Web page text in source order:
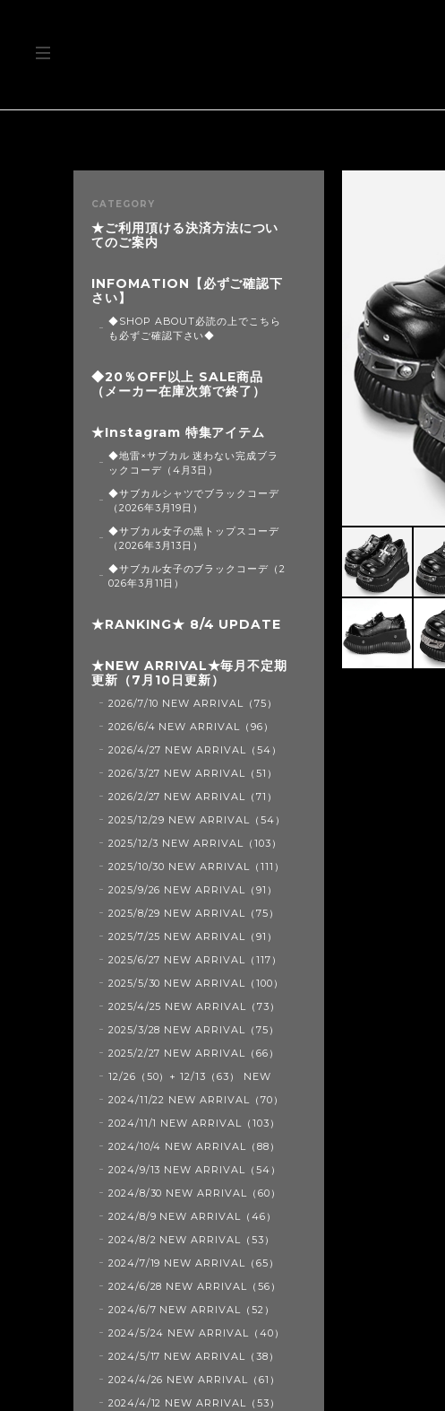
CATEGORY
★ご利用頂ける決済方法につい
てのご案内
INFOMATION【必ずご確認下
さい】
◆SHOP ABOUT必読の上でこちら
も必ずご確認下さい◆
◆20％OFF以上 SALE商品
（メーカー在庫次第で終了）
★Instagram 特集アイテム
◆地雷×サブカル 迷わない完成ブラ
ックコーデ（4月3日）
◆サブカルシャツでブラックコーデ
（2026年3月19日）
◆サブカル女子の黒トップスコーデ
（2026年3月13日）
◆サブカル女子のブラックコーデ（2
026年3月11日）
★RANKING★ 8/4 UPDATE
★NEW ARRIVAL★毎月不定期
更新（7月10日更新）
2026/7/10 NEW ARRIVAL（75）
2026/6/4 NEW ARRIVAL（96）
2026/4/27 NEW ARRIVAL（54）
2026/3/27 NEW ARRIVAL（51）
2026/2/27 NEW ARRIVAL（71）
2025/12/29 NEW ARRIVAL（54）
2025/12/3 NEW ARRIVAL（103）
2025/10/30 NEW ARRIVAL（111）
2025/9/26 NEW ARRIVAL（91）
2025/8/29 NEW ARRIVAL（75）
2025/7/25 NEW ARRIVAL（91）
2025/6/27 NEW ARRIVAL（117）
2025/5/30 NEW ARRIVAL（100）
2025/4/25 NEW ARRIVAL（73）
2025/3/28 NEW ARRIVAL（75）
2025/2/27 NEW ARRIVAL（66）
12/26（50）+ 12/13（63） NEW
2024/11/22 NEW ARRIVAL（70）
2024/11/1 NEW ARRIVAL（103）
2024/10/4 NEW ARRIVAL（88）
2024/9/13 NEW ARRIVAL（54）
2024/8/30 NEW ARRIVAL（60）
2024/8/9 NEW ARRIVAL（46）
2024/8/2 NEW ARRIVAL（53）
2024/7/19 NEW ARRIVAL（65）
2024/6/28 NEW ARRIVAL（56）
2024/6/7 NEW ARRIVAL（52）
2024/5/24 NEW ARRIVAL（40）
2024/5/17 NEW ARRIVAL（38）
2024/4/26 NEW ARRIVAL（61）
2024/4/12 NEW ARRIVAL（53）